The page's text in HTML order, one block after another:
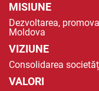
MISIUNE
Dezvoltarea,
Moldova
VIZIUNE
Consolidarea
VALORI